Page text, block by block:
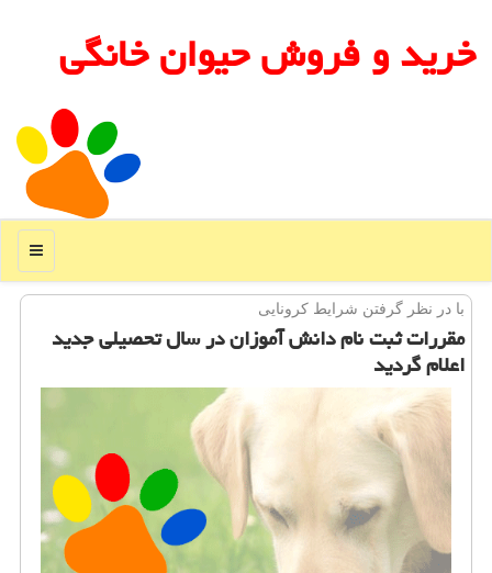
خرید و فروش حیوان خانگی
منو
با در نظر گرفتن شرایط كرونایی
مقررات ثبت نام دانش آموزان در سال تحصیلی جدید
اعلام گردید